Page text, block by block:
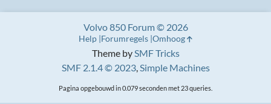
Theme bySMF Tricks
SMF 2.1.4 © 2023,Simple Machines
Volvo 850 Forum © 2026
Help Forumregels Omhoog
Pagina opgebouwd in 0.079 seconden met 23 queries.